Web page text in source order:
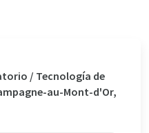
/ Tecnología de
au-Mont-d'Or,